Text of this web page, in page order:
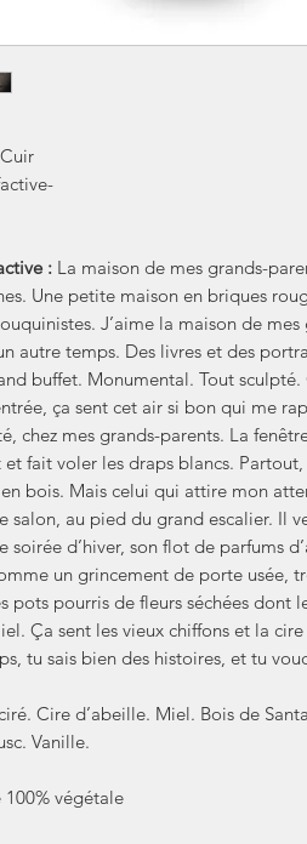
: La maison de mes grands-
Une petite maison en briques
J’aime la maison de mes
autre temps. Des livres et des
buffet. Monumental. Tout sculpté.
ça sent cet air si bon qui me
chez mes grands-parents. La
fait voler les draps blancs.
bois. Mais celui qui attire mon
salon, au pied du grand escalier. Il
soirée d’hiver, son flot de parfums
un grincement de porte usée,
pots pourris de fleurs séchées dont
Ça sent les vieux chiffons et la
tu sais bien des histoires, et tu
Cire d’abeille. Miel. Bois de
Vanille.
100% végétale